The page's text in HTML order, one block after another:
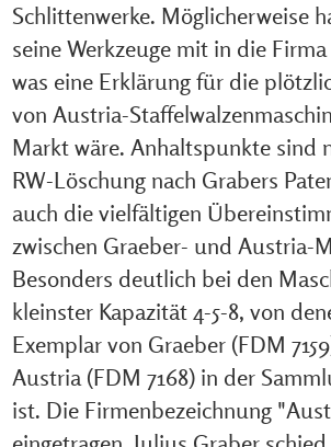
Schlittenwerke. Möglicherweise
seine Werkzeuge mit in die
was eine Erklärung für die
von Austria-
Markt wäre. Anhaltspunkte sind
RW-Löschung nach Grabers
auch die vielfältigen
zwischen Graeber- und Austria-
Besonders deutlich bei den
kleinster Kapazität 4-5-8, von
Exemplar von Graeber (FDM
Austria (FDM 7168) in der
ist. Die Firmenbezeichnung